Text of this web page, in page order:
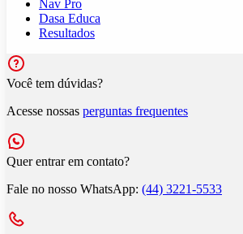
Nav Pro
Dasa Educa
Resultados
Você tem dúvidas?
Acesse nossas perguntas frequentes
Quer entrar em contato?
Fale no nosso WhatsApp: (44) 3221-5533